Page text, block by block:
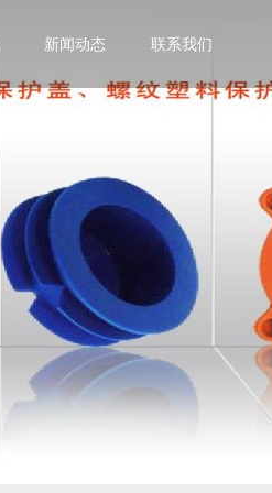
新闻动态 联系我们